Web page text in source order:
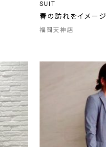
SUIT
春の訪れをイメージ
福岡天神店